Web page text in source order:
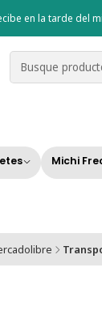
Michi
en la tarde del